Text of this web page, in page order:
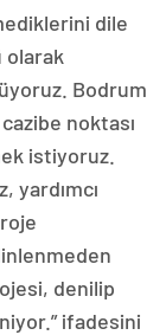
dile
olarak
Bodrum
noktası
istiyoruz.
yardımcı
denilip
ifadesini